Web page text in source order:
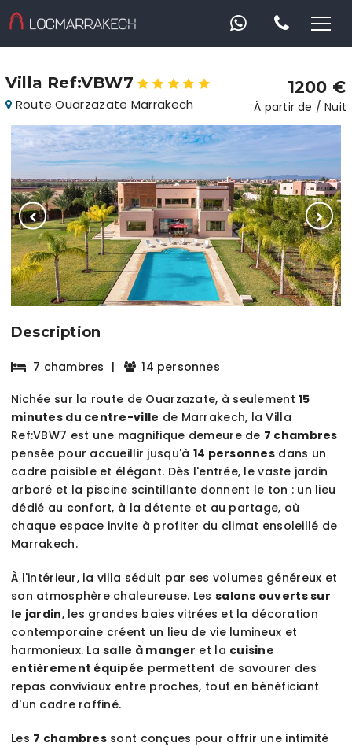
Villa Ref:VBW7
Route Ouarzazate Marrakech
1200 €
À partir de / Nuit
Description
7 chambres | 14 personnes
Nichée sur la route de Ouarzazate, à seulement15
minutes du centre-ville de Marrakech, la Villa
Ref:VBW7 est une magnifique demeure de 7 chambres
pensée pour accueillir jusqu'à 14 personnes dans un
cadre paisible et élégant. Dès l'entrée, le vaste jardin
arboré et la piscine scintillante donnent le ton : un lieu
dédié au confort, à la détente et au partage, où
chaque espace invite à profiter du climat ensoleillé de
Marrakech.
À l'intérieur, la villa séduit par ses volumes généreux et
son atmosphère chaleureuse. Les salons ouverts sur
le jardin, les grandes baies vitrées et la décoration
contemporaine créent un lieu de vie lumineux et
harmonieux. Lasalle à manger et la cuisine
entièrement équipée permettent de savourer des
repas conviviaux entre proches, tout en bénéficiant
d'un cadre raffiné.
Les 7 chambressont conçues pour offrir une intimité